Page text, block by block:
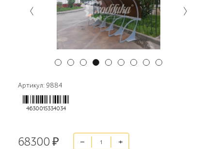
Артикул: 9884
4630015334034
68300 ₽